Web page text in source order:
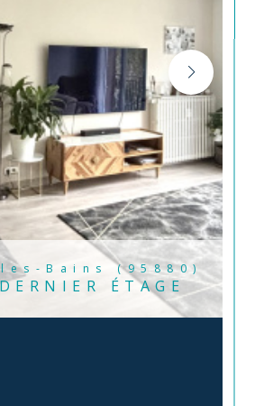
les-Bains (95880)
ÉTAGE